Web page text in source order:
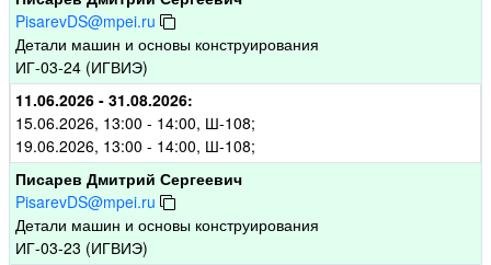
PisarevDS@mpei.ru
Детали машин и основы конструирования
ИГ-03-24 (ИГВИЭ)
11.06.2026 - 31.08.2026:
15.06.2026, 13:00 - 14:00, Ш-108;
19.06.2026, 13:00 - 14:00, Ш-108;
Писарев Дмитрий Сергеевич
PisarevDS@mpei.ru
Детали машин и основы конструирования
ИГ-03-23 (ИГВИЭ)